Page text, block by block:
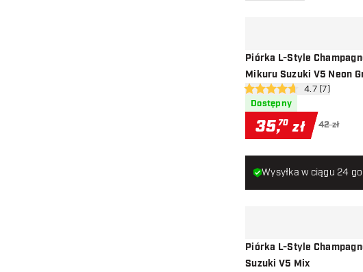
Piórka L-Style
Mikuru Suzuki V5 Neon
otwórz panel
4.7 gwiazdki oceny
4.7 (7)
Dostępny
35,70 zł 42 zł
Piórka L-Style
Suzuki V5 Mix
Wysyłka w ciągu 24